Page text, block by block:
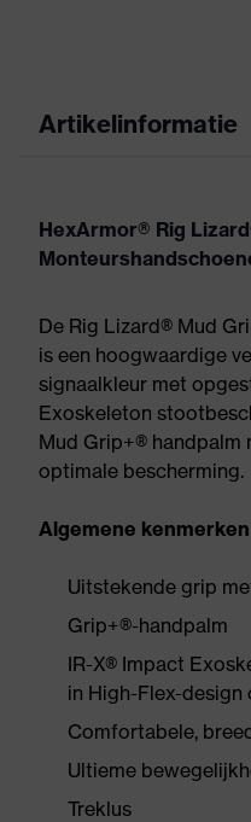
Artikelinformatie
HexArmor® Rig
De Rig Lizard® Mud
is een hoogwaardige
signaalkleur met
Exoskeleton
Mud Grip+® handpalm
optimale bescherming.
Algemene kenmerken
Uitstekende grip
Grip+®-handpalm
IR-X® Impact
in High-Flex-design
Comfortabele,
Ultieme
Treklus